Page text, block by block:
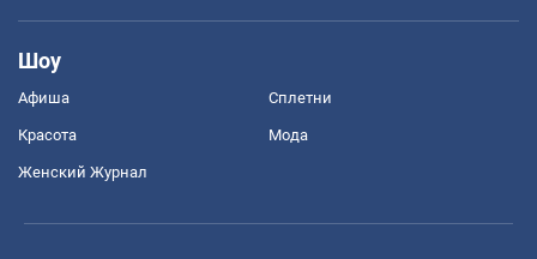
Шоу
Афиша Сплетни
Красота Мода
Женский Журнал